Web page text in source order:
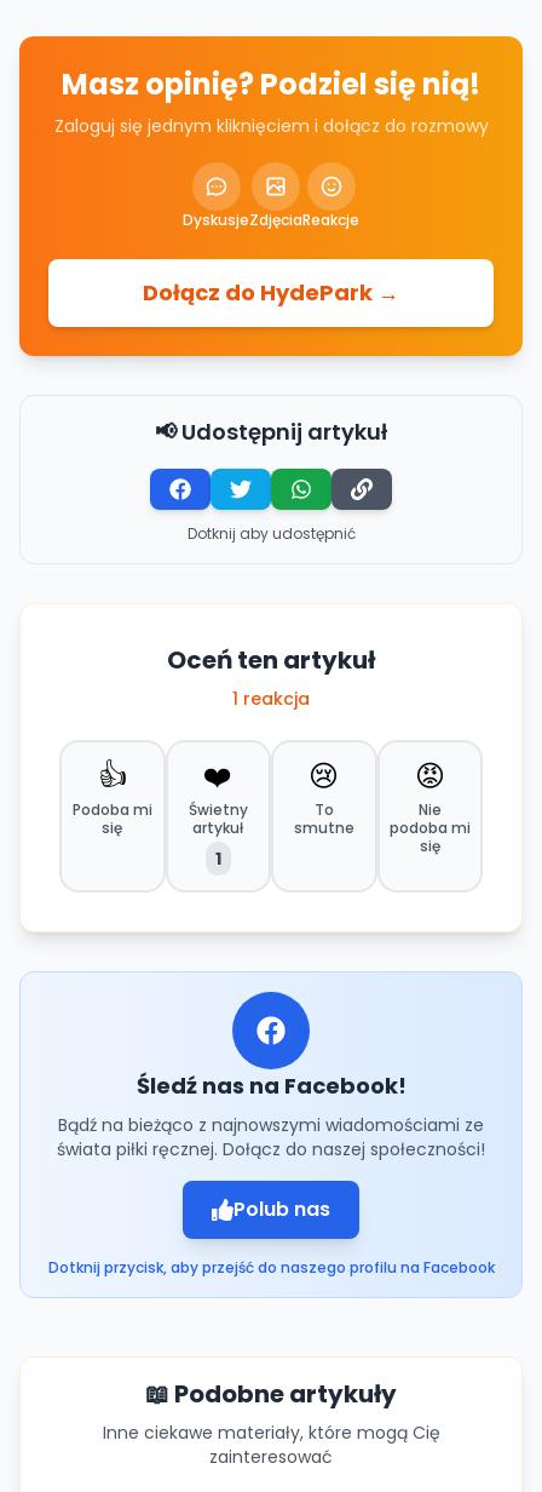
Masz opinię? Podziel się nią!
Zaloguj się jednym kliknięciem i dołącz do rozmowy
DyskusjeZdjęciaReakcje
Dołącz do HydePark →
📢 Udostępnij artykuł
Dotknij aby udostępnić
Oceń ten artykuł
1 reakcja
👍
Podoba mi
się
❤️
Świetny
artykuł
1
😢
To
smutne
😡
Nie
podoba mi
się
Śledź nas na Facebook!
Bądź na bieżąco z najnowszymi wiadomościami ze
świata piłki ręcznej. Dołącz do naszej społeczności!
Polub nas
Dotknij przycisk, aby przejść do naszego profilu na Facebook
📖 Podobne artykuły
Inne ciekawe materiały, które mogą Cię
zainteresować